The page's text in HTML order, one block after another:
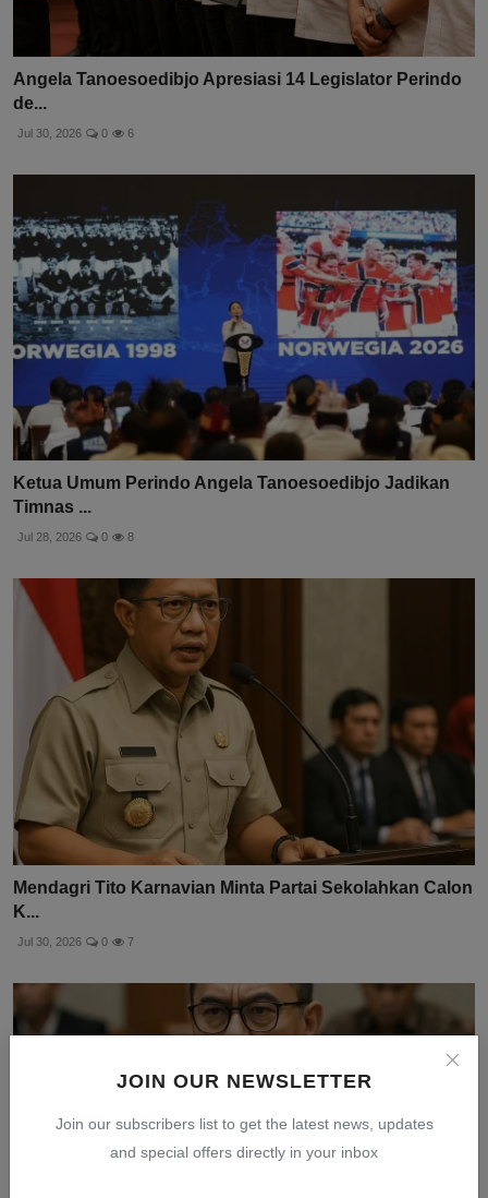
JOIN OUR NEWSLETTER
Join our subscribers list to get the latest news, updates
and special offers directly in your inbox
Angela Tanoesoedibjo Apresiasi 14 Legislator Perindo
de...
Jul 30, 2026 0 6
Ketua Umum Perindo Angela Tanoesoedibjo Jadikan
Timnas ...
Jul 28, 2026 0 8
Mendagri Tito Karnavian Minta Partai Sekolahkan Calon
K...
Jul 30, 2026 0 7